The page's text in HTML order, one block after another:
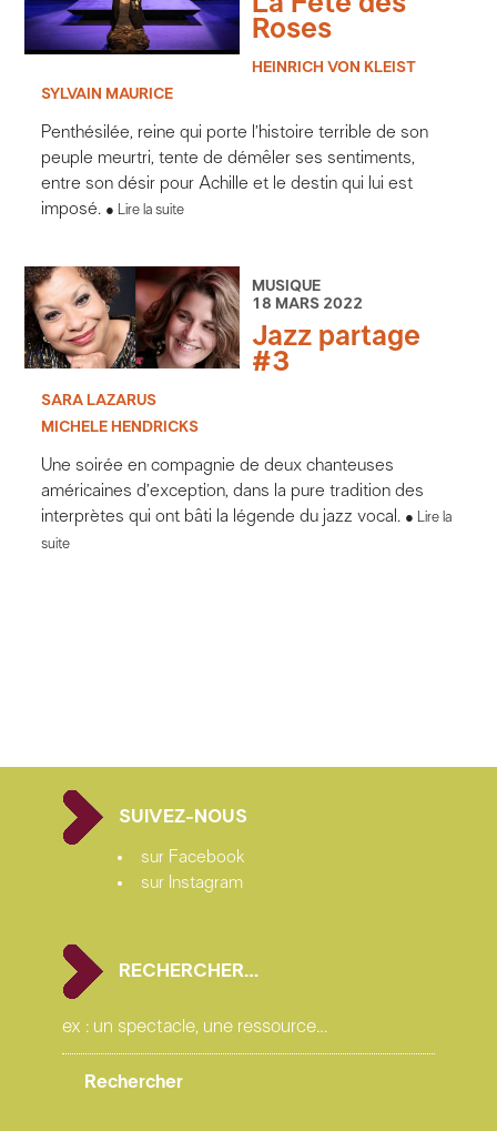
Roses
HEINRICH VON KLEIST
SYLVAIN MAURICE
Penthésilée, reine qui porte l’histoire terrible de son
peuple meurtri, tente de démêler ses sentiments,
entre son désir pour Achille et le destin qui lui est
imposé.
Lire la suite
MUSIQUE
18 MARS 2022
Jazz partage
#3
SARA LAZARUS
MICHELE HENDRICKS
Une soirée en compagnie de deux chanteuses
américaines d’exception, dans la pure tradition des
interprètes qui ont bâti la légende du jazz vocal.
Lire la
suite
SUIVEZ-NOUS
sur Facebook
sur Instagram
RECHERCHER…